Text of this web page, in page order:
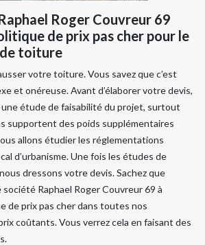
Roger Couvreur 69
de prix pas cher pour le
toiture
votre toiture. Vous savez que c’est
et onéreuse. Avant d’élaborer votre devis,
étude de faisabilité du projet, surtout
supportent des poids supplémentaires
allons étudier les réglementations
d’urbanisme. Une fois les études de
dressons votre devis. Sachez que
Raphael Roger Couvreur 69 à
de prix pas cher dans toutes nos
coûtants. Vous verrez cela en faisant des